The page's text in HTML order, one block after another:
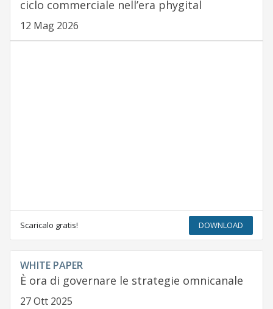
ciclo commerciale nell’era phygital
12 Mag 2026
Scaricalo gratis! DOWNLOAD
WHITE PAPER
È ora di governare le strategie omnicanale
27 Ott 2025